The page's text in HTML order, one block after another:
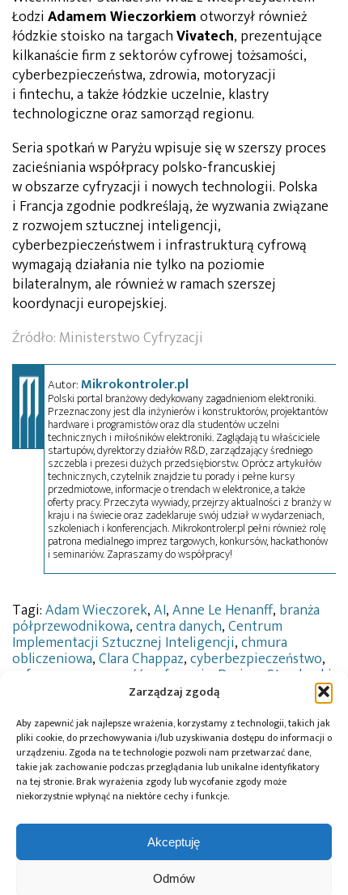
Zarządzaj zgodą
Aby zapewnić jak najlepsze wrażenia, korzystamy z technologii, takich jak
pliki cookie, do przechowywania i/lub uzyskiwania dostępu do informacji o
urządzeniu. Zgoda na te technologie pozwoli nam przetwarzać dane,
takie jak zachowanie podczas przeglądania lub unikalne identyfikatory
na tej stronie. Brak wyrażenia zgody lub wycofanie zgody może
niekorzystnie wpłynąć na niektóre cechy i funkcje.
Akceptuję
Odmów
Łodzi Adamem Wieczorkiemotworzył również
łódzkie stoisko na targachVivatech, prezentujące
kilkanaście firm z sektorów cyfrowej tożsamości,
cyberbezpieczeństwa, zdrowia, motoryzacji
i fintechu, a także łódzkie uczelnie, klastry
technologiczne oraz samorząd regionu.
Seria spotkań w Paryżu wpisuje się w szerszy proces
zacieśniania współpracy polsko-francuskiej
w obszarze cyfryzacji i nowych technologii. Polska
i Francja zgodnie podkreślają, że wyzwania związane
z rozwojem sztucznej inteligencji,
cyberbezpieczeństwem i infrastrukturą cyfrową
wymagają działania nie tylko na poziomie
bilateralnym, ale również w ramach szerszej
koordynacji europejskiej.
Źródło: Ministerstwo Cyfryzacji
Autor:Mikrokontroler.pl
Polski portal branżowy dedykowany zagadnieniom elektroniki.
Przeznaczony jest dla inżynierów i konstruktorów, projektantów
hardware i programistów oraz dla studentów uczelni
technicznych i miłośników elektroniki. Zaglądają tu właściciele
startupów, dyrektorzy działów R&D, zarządzający średniego
szczebla i prezesi dużych przedsiębiorstw. Oprócz artykułów
technicznych, czytelnik znajdzie tu porady i pełne kursy
przedmiotowe, informacje o trendach w elektronice, a także
oferty pracy. Przeczyta wywiady, przejrzy aktualności z branży w
kraju i na świecie oraz zadeklaruje swój udział w wydarzeniach,
szkoleniach i konferencjach. Mikrokontroler.pl pełni również rolę
patrona medialnego imprez targowych, konkursów, hackathonów
i seminariów. Zapraszamy do współpracy!
Tagi:Adam Wieczorek,AI,Anne Le Henanff, branża
półprzewodnikowa,centra danych,Centrum
Implementacji Sztucznej Inteligencji,chmura
obliczeniowa,Clara Chappaz,cyberbezpieczeństwo,
cyfrowa suwerenność cyfryzacja Dariusz Standerski
infrastruktura cyfrowa,Inria
Source,PLLuM,polski model językowy,Sztuczna
inteligencja,Thomas Courbe,tożsamość cyfrowa